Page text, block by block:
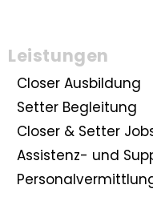
Leistungen
Closer Ausbildung
Setter Begleitung
Closer & Setter
Assistenz- und